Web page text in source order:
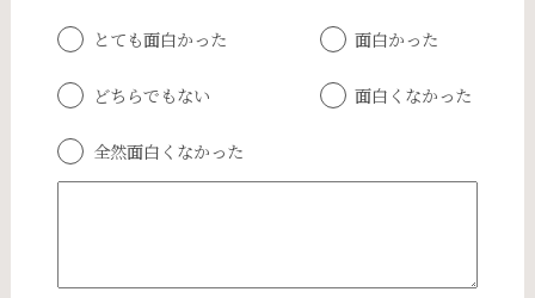
とても面白かった 面白かった
どちらでもない 面白くなかった
全然面白くなかった